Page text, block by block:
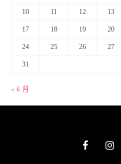
10 11 12 13
17 18 19 20
24 25 26 27
31
« 6 月